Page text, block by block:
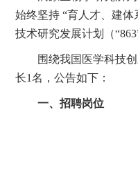
始终坚持 “育人才、建
技术研究发展计划（
围绕我国 医学科技
长1名 ，公告如下：
一、招聘岗位